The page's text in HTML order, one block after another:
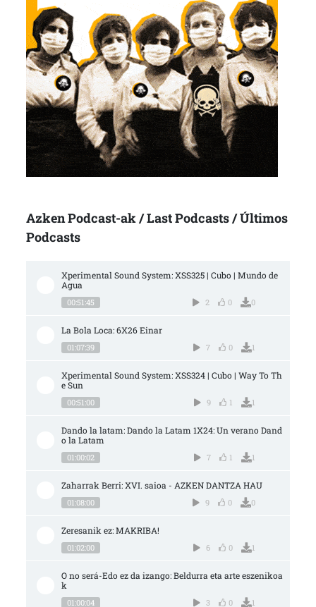
Azken Podcast-ak / Last Podcasts / Últimos
Podcasts
Xperimental Sound System: XSS325 | Cubo | Mundo de
Agua
00:51:45 2 0 0
La Bola Loca: 6X26 Einar
01:07:39 7 0 1
Xperimental Sound System: XSS324 | Cubo | Way To Th
e Sun
00:51:00 9 1 1
Dando la latam: Dando la Latam 1X24: Un verano Dand
o la Latam
01:00:02 7 1 1
Zaharrak Berri: XVI. saioa - AZKEN DANTZA HAU
01:08:00 9 0 0
Zeresanik ez: MAKRIBA!
01:02:00 6 0 1
O no será-Edo ez da izango: Beldurra eta arte eszenikoa
k
01:00:04 3 0 1